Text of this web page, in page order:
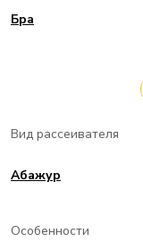
Бра
Вид рассеивателя
Aбажур
Особенности